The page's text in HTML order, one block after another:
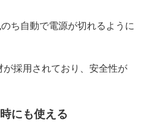
ち自動で電源が切れるように
採用されており、安全性が
にも使える